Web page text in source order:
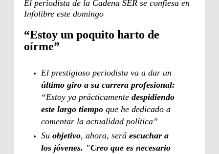
El periodista de la Cadena SER se confiesa en
Infolibre este domingo
“Estoy un poquito harto de
oírme”
El prestigioso periodista va a dar un
último giro a su carrera profesional:
“Estoy ya prácticamente despidiendo
este largo tiempo que he dedicado a
comentar la actualidad política”
Su objetivo, ahora, será escuchar a
los jóvenes. "Creo que es necesario